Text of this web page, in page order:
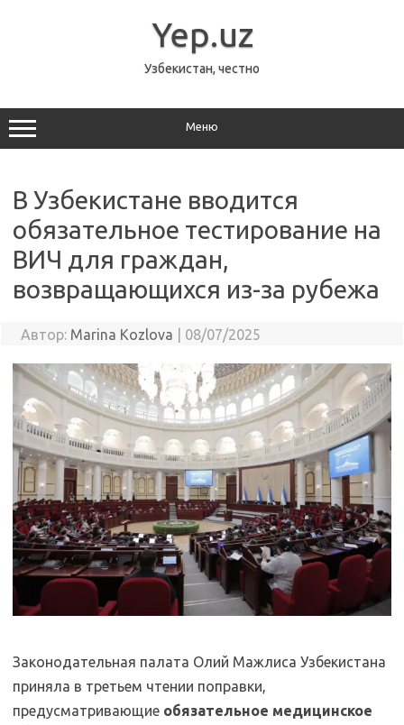
Yep.uz
Узбекистан, честно
Меню
В Узбекистане вводится
обязательное тестирование на
ВИЧ для граждан,
возвращающихся из-за рубежа
Автор: Marina Kozlova 08/07/2025
Законодательная палата Олий Мажлиса Узбекистана
приняла в третьем чтении поправки,
предусматривающие обязательное медицинское